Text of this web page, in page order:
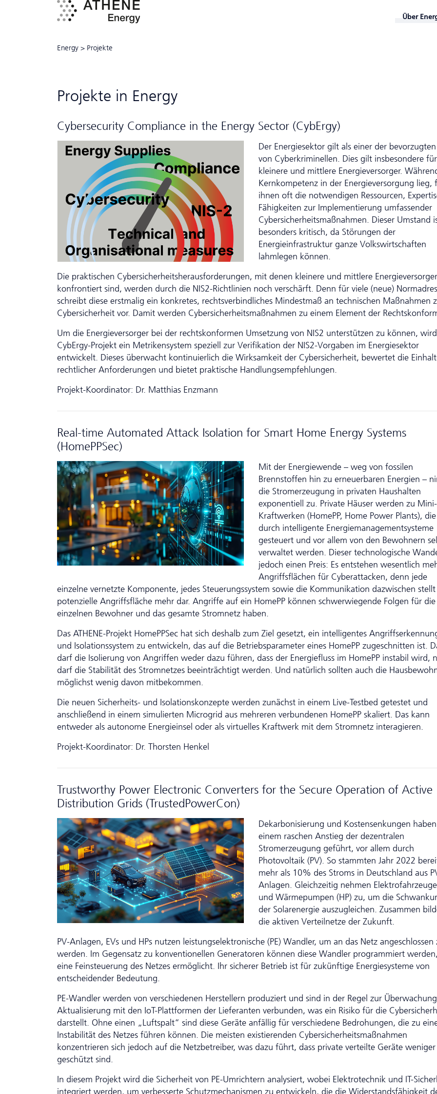
Über
Energy > Projekte
Projekte in Energy
Cyber­security Compliance in the Energy Sector (CybErgy)
Der Energiesektor gilt als einer der
von Cyberkriminellen. Dies gilt insbesondere für
kleinere und mittlere Energieversorger.
Kernkompetenz in der Energieversorgung lieg,
ihnen oft die notwendigen Ressourcen,
Fähigkeiten zur Implementierung umfassender
Cybersicherheitsmaßnahmen. Dieser Umstand
besonders kritisch, da Störungen der
Energieinfrastruktur ganze Volkswirtschaften
lahmlegen können.
Die praktischen Cybersicherheitsherausforderungen, mit denen kleinere und mittlere Energieversorger
konfrontiert sind, werden durch die NIS2-Richtlinien noch verschärft. Denn für viele (neue)
schreibt diese erstmalig ein konkretes, rechtsverbindliches Mindestmaß an technischen Maßnahmen
Cybersicherheit vor. Damit werden Cybersicherheitsmaßnahmen zu einem Element der
Um die Energieversorger bei der rechtskonformen Umsetzung von NIS2 unterstützen zu können,
CybErgy-Projekt ein Metrikensystem speziell zur Verifikation der NIS2-Vorgaben im Energiesektor
entwickelt. Dieses überwacht kontinuierlich die Wirksamkeit der Cybersicherheit, bewertet die
rechtlicher Anforderungen und bietet praktische Handlungsempfehlungen.
Projekt-Koordinator: Dr. Matthias Enzmann
Real-time Automated Attack Isolation for Smart Home Energy Systems
(HomePPSec)
Mit der Energiewende – weg von fossilen
Brennstoffen hin zu erneuerbaren Energien –
die Stromerzeugung in privaten Haushalten
exponentiell zu. Private Häuser werden zu Mini-
Kraftwerken (HomePP, Home Power Plants), die
durch intelligente Energiemanagementsysteme
gesteuert und vor allem von den Bewohnern
verwaltet werden. Dieser technologische
jedoch einen Preis: Es entstehen wesen­tlich
Angriffsflächen für Cyberattacken, denn jede
einzelne vernetzte Komponente, jedes Steuerungssystem sowie die Kommunikation dazwischen
potenzielle Angriffsfläche mehr dar. Angriffe auf ein HomePP können schwerwiegende Folgen für die
einzelnen Bewohner und das gesamte Stromnetz haben.
Das ATHENE-Projekt HomePPSec hat sich deshalb zum Ziel gesetzt, ein intelligentes
und Isolationssystem zu entwickeln, das auf die Betriebsparameter eines HomePP zugeschnitten ist.
darf die Isolierung von Angriffen weder dazu führen, dass der Energiefluss im HomePP instabil wird,
darf die Stabilität des Stromnetzes beeinträchtigt werden. Und natürlich sollten auch die
möglichst wenig davon mitbekommen.
Die neuen Sicherheits- und Isolationskonzepte werden zunächst in einem Live-Testbed getestet und
anschließend in einem simulierten Microgrid aus mehreren verbundenen HomePP skaliert. Das kann
entweder als autonome Energieinsel oder als virtuelles Kraftwerk mit dem Stromnetz interagieren.
Projekt-Koordinator: Dr. Thorsten Henkel
Trustworthy Power Electronic Converters for the Secure Operation of Active
Distribution Grids (TrustedPowerCon)
Dekarbonisierung und Kostensenkungen
einem raschen Anstieg der dezentralen
Stromerzeugung geführt, vor allem durch
Photovoltaik (PV). So stammten Jahr 2022
mehr als 10% des Stroms in Deutschland aus
Anlagen. Gleichzeitig nehmen Elektrofahrzeuge
und Wärmepumpen (HP) zu, um die
der Solarenergie auszugleichen. Zusammen
die aktiven Verteilnetze der Zukunft.
PV-Anlagen, EVs und HPs nutzen leistungselektronische (PE) Wandler, um an das Netz angeschlossen
werden. Im Gegensatz zu konventionellen Generatoren können diese Wandler programmiert
eine Feinsteuerung des Netzes ermöglicht. Ihr sicherer Betrieb ist für zukünftige Energiesysteme von
entscheidender Bedeutung.
PE-Wandler werden von verschiedenen Herstellern produziert und sind in der Regel zur
Aktualisierung mit den IoT-Plattformen der Lieferanten verbunden, was ein Risiko für die
darstellt. Ohne einen „Luftspalt“ sind diese Geräte anfällig für verschiedene Bedrohungen, die zu
Instabilität des Netzes führen können. Die meisten existierenden Cybersicherheitsmaßnahmen
konzentrieren sich jedoch auf die Netzbetreiber, was dazu führt, dass private verteilte Geräte
geschützt sind.
In diesem Projekt wird die Sicherheit von PE-Umrichtern analysiert, wobei Elektrotechnik und IT-
integriert werden, um verbesserte Schutzmechanismen zu entwickeln, die die Widerstandsfähigkeit